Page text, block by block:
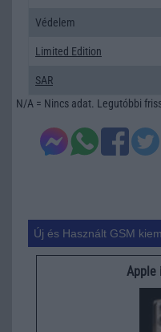
Védelem
Limited Edition
SAR
N/A = Nincs adat. Legutóbbi
Új és Használt GSM
Apple